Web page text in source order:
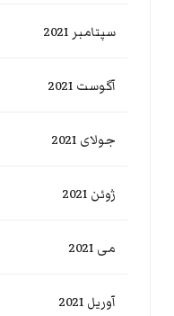
سپتامبر 2021
آگوست 2021
جولای 2021
ژوئن 2021
می 2021
آوریل 2021